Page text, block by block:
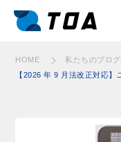
電装品製造
HOME 私たちのブログ